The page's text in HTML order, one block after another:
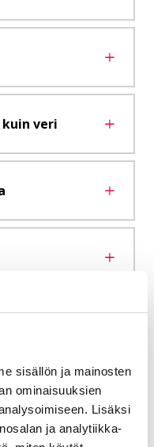
sisällön ja mainosten
ominaisuuksien
Lisäksi
ja analytiikka-
kuin veri